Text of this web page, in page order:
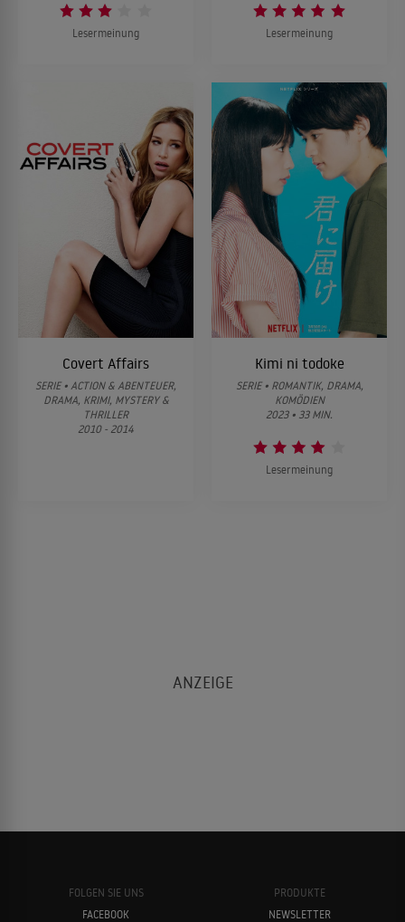
Lesermeinung Lesermeinung
Covert Affairs
SERIE • ACTION & ABENTEUER,
DRAMA, KRIMI, MYSTERY &
THRILLER
2010 - 2014
Kimi ni todoke
SERIE • ROMANTIK, DRAMA,
KOMÖDIEN
2023 • 33 MIN.
Lesermeinung
FOLGEN SIE UNS
FACEBOOK
PRODUKTE
NEWSLETTER